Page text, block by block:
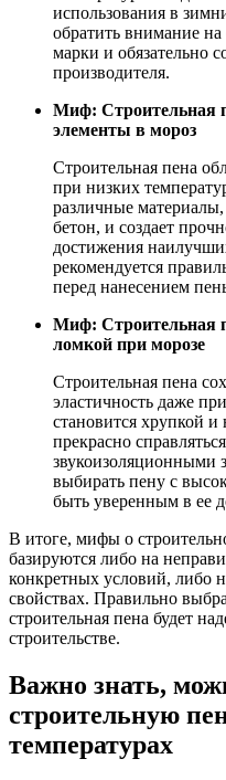
использования в
обратить внимание
марки и обязательно
производителя.
Миф: Строительная
элементы в мороз
Строительная пена
при низких
различные
бетон, и создает
достижения
рекомендуется
перед нанесением
Миф: Строительная
ломкой при морозе
Строительная пена
эластичность даже
становится хрупкой и
прекрасно
звукоизоляционными
выбирать пену с
быть уверенным в ее
В итоге, мифы о
базируются либо на
конкретных условий, либо
свойствах. Правильно
строительная пена будет
строительстве.
Важно знать,
строительную
температурах